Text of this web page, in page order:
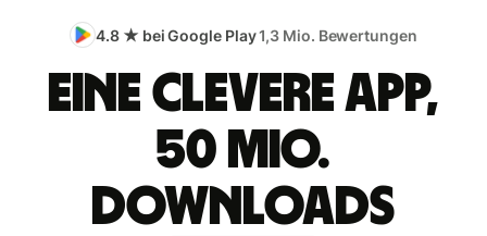
4.8 ★ bei Google Play1,3 Mio. Bewertungen
Eine clevere App,
50 Mio.
Downloads